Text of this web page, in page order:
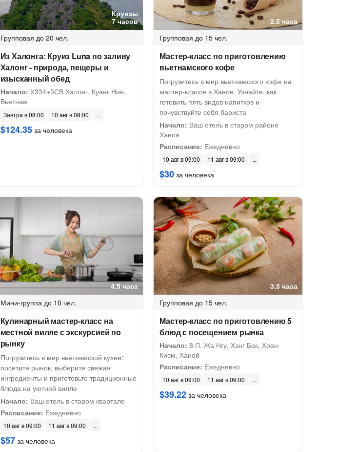
Круизы
7 часов
Групповая до 20 чел.
Из Халонга: Круиз Luna по заливу
Халонг - природа, пещеры и
изысканный обед
Начало: Х334+5СВ Халонг, Куанг Нин,
Вьетнам
Завтра в 08:00 10 авг в 08:00
$124.35за человека
2.5 часа
Групповая до 15 чел.
Мастер-класс по приготовлению
вьетнамского кофе
Погрузитесь в мир вьетнамского кофе на
мастер-классе в Ханое. Узнайте, как
готовить пять видов напитков и
почувствуйте себя бариста
Начало: Ваш отель в старом районе
Ханоя
Расписание: Ежедневно
10 авг в 09:00 11 авг в 09:00
$30 за человека
4.5 часа
Мини-группа до 10 чел.
Кулинарный мастер-класс на
местной вилле с экскурсией по
рынку
Погрузитесь в мир вьетнамской кухни:
посетите рынок, выберите свежие
ингредиенты и приготовьте традиционные
блюда на уютной вилле
Начало: Ваш отель в старом квартале
Расписание: Ежедневно
10 авг в 09:00 11 авг в 09:00
$57за человека
3.5 часа
Групповая до 15 чел.
Мастер-класс по приготовлению 5
блюд с посещением рынка
Начало: 8 П. Жа Нгу, Хэнг Бак, Хоан
Киэм, Ханой
Расписание: Ежедневно
10 авг в 09:00 11 авг в 09:00
$39.22 за человека